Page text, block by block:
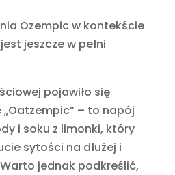
Ozempic w kontekście
jeszcze w pełni
pojawiło się
– to napój
i soku z limonki, który
sytości na dłużej i
jednak podkreślić,